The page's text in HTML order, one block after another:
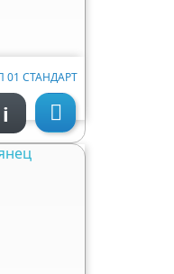
01 СТАНДАРТ

i